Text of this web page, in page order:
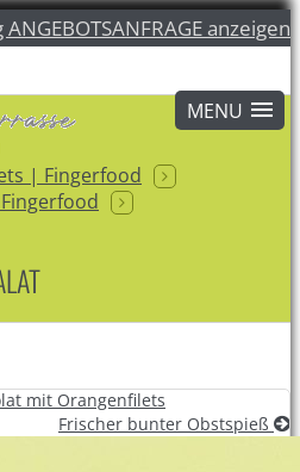
anzeigen
| Fingerfood
mit Orangenfilets
Frischer bunter Obstspieß